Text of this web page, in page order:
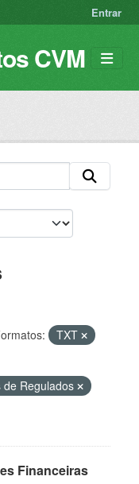
Entrar
CVM
TXT
de Regulados
Financeiras